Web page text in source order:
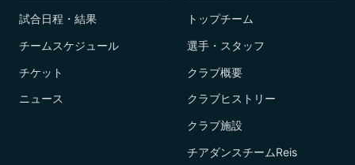
試合日程・結果
チームスケジュール
チケット
ニュース
トップチーム
選手・スタッフ
クラブ概要
クラブヒストリー
クラブ施設
チアダンスチームReis